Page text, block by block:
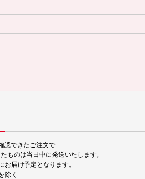
認できたご注文で
ものは当日中に発送いたします。
お届け予定となります。
除く